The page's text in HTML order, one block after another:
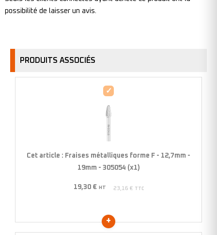
possibilité de laisser un avis.
PRODUITS ASSOCIÉS
Fraises
forme
-
Cet article : Fraises métalliques forme F - 12,7mm -
19mm - 305054 (x1)
19,30 € HT 23,16 € TTC